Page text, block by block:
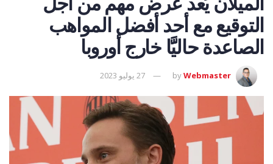
التوقيع مع أحد أفضل المواهب
الصاعدة حاليََّا خارج أوروبا
byWebmaster 27 يوليو 2023